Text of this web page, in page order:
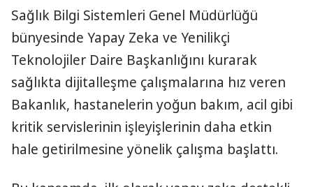
Sağlık Bilgi Sistemleri Genel Müdürlüğü
bünyesinde Yapay Zeka ve Yenilikçi
Teknolojiler Daire Başkanlığını kurarak
sağlıkta dijitalleşme çalışmalarına hız veren
Bakanlık, hastanelerin yoğun bakım, acil gibi
kritik servislerinin işleyişlerinin daha etkin
hale getirilmesine yönelik çalışma başlattı.